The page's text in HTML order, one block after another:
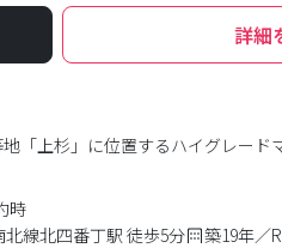
詳細
「上杉」に位置するハイグレード
時
線北四番丁駅 徒歩5分 築19年／